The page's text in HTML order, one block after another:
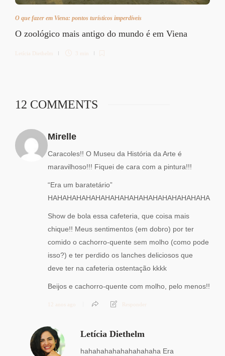
O que fazer em Viena: pontos turísticos imperdíveis
O zoológico mais antigo do mundo é em Viena
Letícia Diethelm 3 min
12 COMMENTS
Mirelle
Caracoles!! O Museu da História da Arte é
maravilhoso!!! Fiquei de cara com a pintura!!!
“Era um baratetário”
HAHAHAHAHAHAHAHAHAHAHAHAHAHAHAHAHA
Show de bola essa cafeteria, que coisa mais
chique!! Meus sentimentos (em dobro) por ter
comido o cachorro-quente sem molho (como pode
isso?) e ter perdido os lanches deliciosos que
deve ter na cafeteria ostentação kkkk
Beijos e cachorro-quente com molho, pelo menos!!
12 anos ago Responder
Letícia Diethelm
hahahahahahahahahaha Era